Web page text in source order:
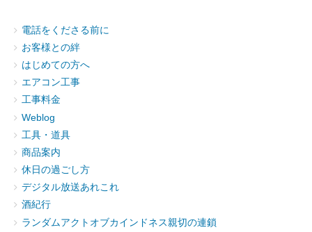
電話をくださる前に
お客様との絆
はじめての方へ
エアコン工事
工事料金
Weblog
工具・道具
商品案内
休日の過ごし方
デジタル放送あれこれ
酒紀行
ランダムアクトオブカインドネス親切の連鎖